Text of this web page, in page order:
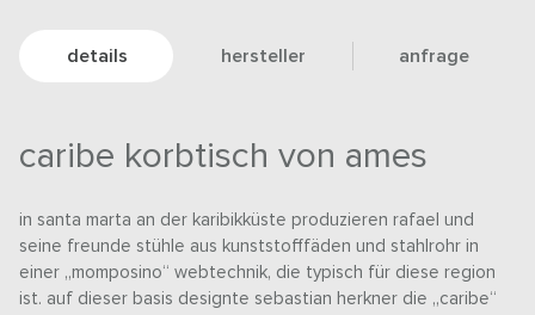
details hersteller anfrage
caribe korbtisch von ames
in santa marta an der karibikküste produzieren rafael und
seine freunde stühle aus kunststofffäden und stahlrohr in
einer „momposino“ webtechnik, die typisch für diese region
ist. auf dieser basis designte sebastian herkner die „caribe“